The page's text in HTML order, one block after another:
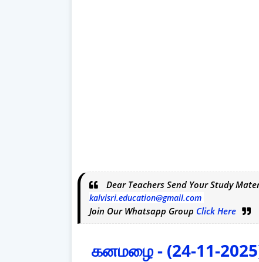
Dear Teachers Send Your Study
kalvisri.education@gmail.com
Join Our Whatsapp Group Click Here
கனமழை - (24-11-2025)